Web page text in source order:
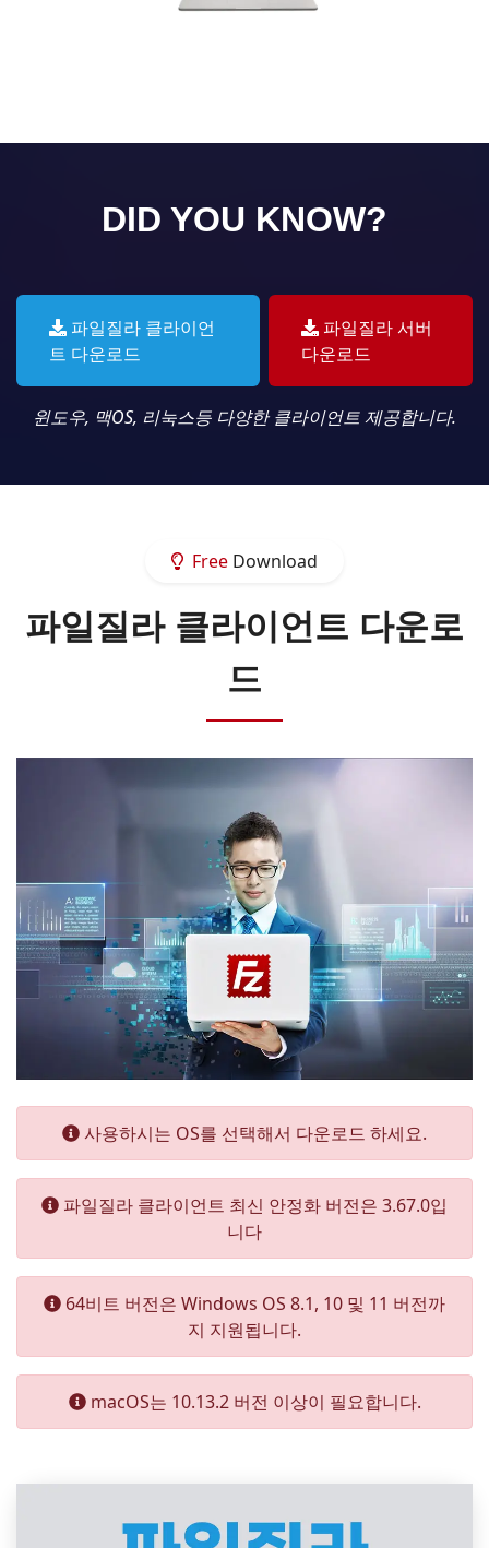
DID YOU KNOW?
파일질라 클라이언
트 다운로드
파일질라 서버
다운로드
윈도우, 맥OS, 리눅스등 다양한 클라이언트 제공합니다.
Free Download
파일질라 클라이언트 다운로
드
사용하시는 OS를 선택해서 다운로드 하세요.
파일질라 클라이언트 최신 안정화 버전은 3.67.0입
니다
64비트 버전은 Windows OS 8.1, 10 및 11 버전까
지 지원됩니다.
macOS는 10.13.2 버전 이상이 필요합니다.